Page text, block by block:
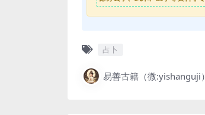
占卜
易善古籍（微:yishanguji）